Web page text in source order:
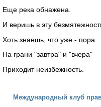
Еще река обнажена.
И веришь в эту
Хоть знаешь, что уже - пора.
На грани "завтра" и "вчера"
Приходит неизбежность.
Международный клуб